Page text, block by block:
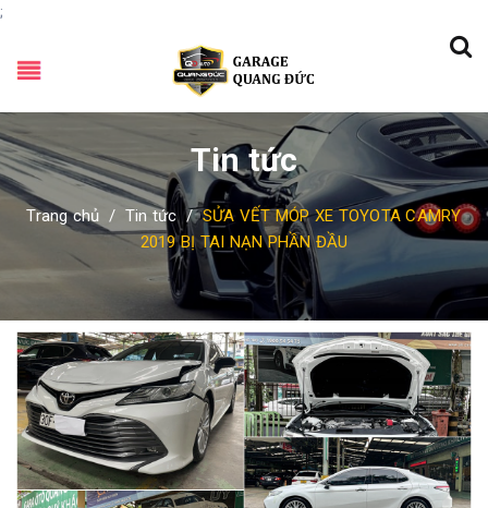
;
Tin tức
Trang chủ / Tin tức / SỬA VẾT MÓP XE TOYOTA CAMRY
2019 BỊ TAI NẠN PHẦN ĐẦU